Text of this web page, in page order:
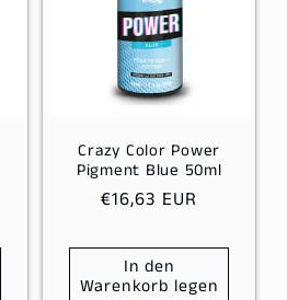
Crazy Color Power
Pigment Blue 50ml
Normaler
€16,63 EUR
In den
Warenkorb legen